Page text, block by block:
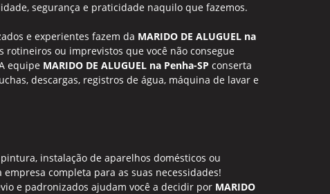
segurança e praticidade naquilo que fazemos.
e experientes fazem da MARIDO DE ALUGUEL na
rotineiros ou imprevistos que você não consegue
equipe MARIDO DE ALUGUEL na Penha-SP conserta
descargas, registros de água, máquina de lavar e
instalação de aparelhos domésticos ou
empresa completa para as suas necessidades!
e padronizados ajudam você a decidir por MARIDO